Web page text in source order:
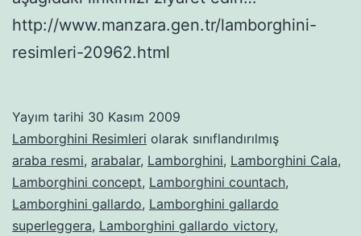
http://www.manzara.gen.tr/lamborghini-
resimleri-20962.html
Yayım tarihi 30 Kasım 2009
Lamborghini Resimleri olarak sınıflandırılmış
araba resmi, arabalar, Lamborghini, Lamborghini Cala,
Lamborghini concept, Lamborghini countach,
Lamborghini gallardo, Lamborghini gallardo
superleggera, Lamborghini gallardo victory,